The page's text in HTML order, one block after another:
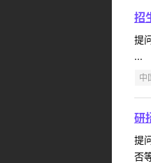
招
提
...
中
研
提
否